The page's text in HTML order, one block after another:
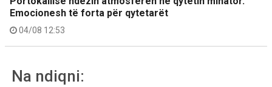
Emocionesh të forta për qytetarët
04/08 12:53
Na ndiqni: